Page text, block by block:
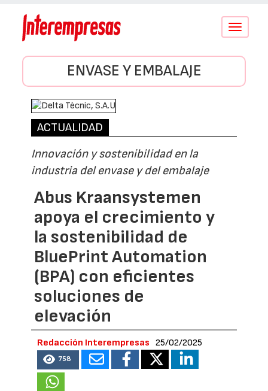
Conmutar
ENVASE Y EMBALAJE
ACTUALIDAD
Innovación y sostenibilidad en la
industria del envase y del embalaje
Abus Kraansystemen
apoya el crecimiento y
la sostenibilidad de
BluePrint Automation
(BPA) con eficientes
soluciones de
elevación
Redacción Interempresas 25/02/2025
758